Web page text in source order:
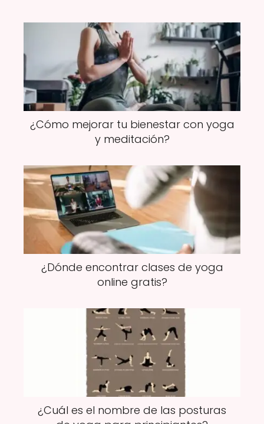
¿Cómo mejorar tu bienestar con yoga
y meditación?
¿Dónde encontrar clases de yoga
online gratis?
¿Cuál es el nombre de las posturas